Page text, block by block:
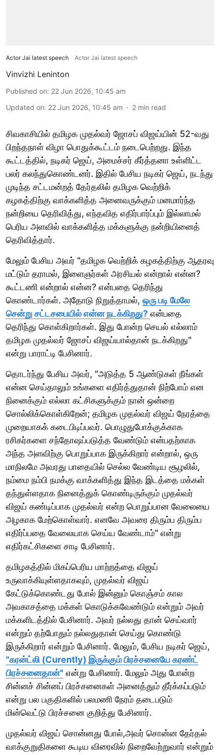
Actor Jai latest speech Actor Jai latest speech
Vinvizhi Leninton
Published on: 22 Jun 2026, 10:45 am
Updated on: 22 Jun 2026, 10:45 am 2 min read
சிவகாசியில் தமிழக முதல்வர் ஜோசப் விஜய்யின் 52-வது
பிறந்தநாள் விழா பொதுக்கூட்டம் நடைபெற்றது. இந்த
கூட்டத்தில், நடிகர் ஜெய், அமைச்சர் கீர்த்தனா உள்ளிட்ட
பலர் கலந்துகொண்டனர். இதில் பேசிய நடிகர் ஜெய், நடந்து
முடிந்த சட்டமன்றத் தேர்தலில் தமிழக வெற்றிக்
கழகத்திற்கு வாக்களித்த அனைவருக்கும் மனமார்ந்த
நன்றியை தெரிவித்து, எந்தவித எதிர்பார்ப்பும் இல்லாமல்
பெரிய அளவில் வாக்களித்த மக்களுக்கு நன்றியினைத்
தெரிவித்தார்.
மேலும் பேசிய அவர் "தமிழக வெற்றிக் கழகத்திற்கு ஆதரவு
மட்டும் தராமல், இளைஞர்கள் அரசியல் என்றால் என்ன?
கூட்டணி என்றால் என்ன? என்பதை தெரிந்து
கொண்டார்கள். அதோடு நிறுத்தாமல், ஒரு படி மேலே
சென்று சட்டசபையில் என்ன நடக்கிறது? என்பதை
தெரிந்து கொள்கிறார்கள். இது போன்ற செயல் எல்லாம்
தமிழக முதல்வர் ஜோசப் விஜய்யால்தான் நடக்கிறது"
என்று பாராட்டி பேசினார்.
தொடர்ந்து பேசிய அவர், "அடுத்த 5 ஆண்டுகள் நீங்கள்
என்ன செய்தாலும் உங்களை எதிர்த்துதான் நிற்போம் என
நினைக்கும் எல்லா கட்சிகளுக்கும் நான் ஒன்றை
சொல்லிக்கொள்கிறேன்; தமிழக முதல்வர் விஜய் நேரத்தை
முறையாகக் கடைபிடிப்பவர். பொழுதுபோக்குக்காக
ரசிகர்களை சந்தோஷப்படுத்த வேண்டும் என்பதற்காக
அந்த அளவிற்கு பொறுப்பாக இருக்கிறார் என்றால், ஒரு
மாநிலமே அவரது பாதையில் செல்ல வேண்டிய சூழலில்,
நம்மை நம்பி நமக்கு வாக்களித்து இந்த இடத்தை மக்கள்
தந்துள்ளதாக நினைத்துக் கொண்டிருக்கும் முதல்வர்
விஜய் கண்டிப்பாக முதல்வர் என்ற பொறுப்பான வேலையை
அழகாக மேற்கொள்வார். எனவே அவரை திரும்ப திரும்ப
எதிர்ப்பதை வேலையாக செய்ய வேண்டாம்" என்று
எதிர்கட்சிகளை சாடி பேசினார்.
தமிழகத்தில் மிகப்பெரிய மாற்றத்தை விஜய்
உருவாக்கியுள்ளதாகவும், முதல்வர் விஜய்
கேட்டுக்கொண்டது போல் இன்னும் கொஞ்சம் கால
அவகாசத்தை மக்கள் கொடுக்கவேண்டும் என்றும் அவர்
மக்களிடத்தில் பேசினார். அவர் நல்லது தான் செய்வார்
என்றும் தற்போதும் நல்லதுதான் செய்து கொண்டு
இருக்கிறார் என்றும் பேசினார். மேலும், பேசிய நடிகர் ஜெய்,
"கரன்ட்லி (Curently) இருக்கும் பிரச்சனையே கரண்ட்
பிரச்சனைதான்" என்று பேசினார். மேலும் அது போன்ற
சின்னச் சின்னப் பிரச்சனைகள் அனைத்தும் தீர்க்கப்படும்
என்று பல பகுதிகளில் பலமணி நேரம் தடைபடும்
மின்வெட்டு பிரச்சனை குறித்து பேசினார்.
முதல்வர் விஜய் சொன்னது போல்,அவர் சொன்ன தேர்தல்
வாக்குறுதிகளை கூடிய விரைவில் நிறைவேற்றுவார் என்றும்